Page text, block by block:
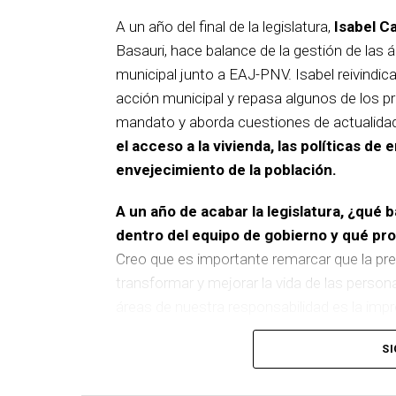
A un año del final de la legislatura, Isabel
Basauri, hace balance de la gestión de las
municipal junto a EAJ-PNV. Isabel
acción municipal y repasa algunos de los
mandato y aborda cuestiones de
el acceso a la vivienda, las políticas de
envejecimiento de la población.
A un año de acabar la legislatura, ¿qué
dentro del equipo de gobierno y qué
Creo que es importante remarcar que la
transformar y mejorar la vida de las
del equipo de gobierno.
En ese sentido, destacaría la